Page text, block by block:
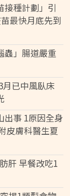
接種計劃」引
最快月底先到
蟲」腸道嚴重
已中風臥床
出事 1原因全身
皮膚科醫生夏
肝 早餐改吃1